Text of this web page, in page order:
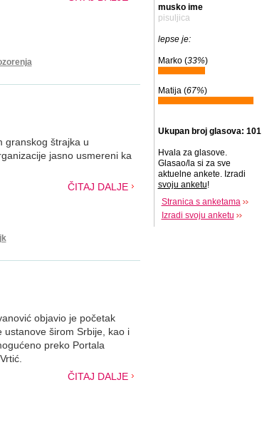
granskog štrajka u
jasno usmereni ka
ČITAJ DALJE
objavio je početak
ustanove širom Srbije, kao i
preko Portala
ČITAJ DALJE
musko ime
pisuljica
lepse je:
Marko (33%)
Matija (67%)
Ukupan broj glasova: 101
Hvala za glasove.
Glasao/la si za sve
aktuelne ankete. Izradi
svoju anketu!
Stranica s anketama
Izradi svoju anketu